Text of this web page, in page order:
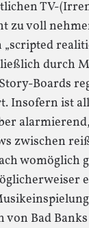
TV-
zu voll
durch
Boards
Insofern ist
zwischen
womöglich
von Bad